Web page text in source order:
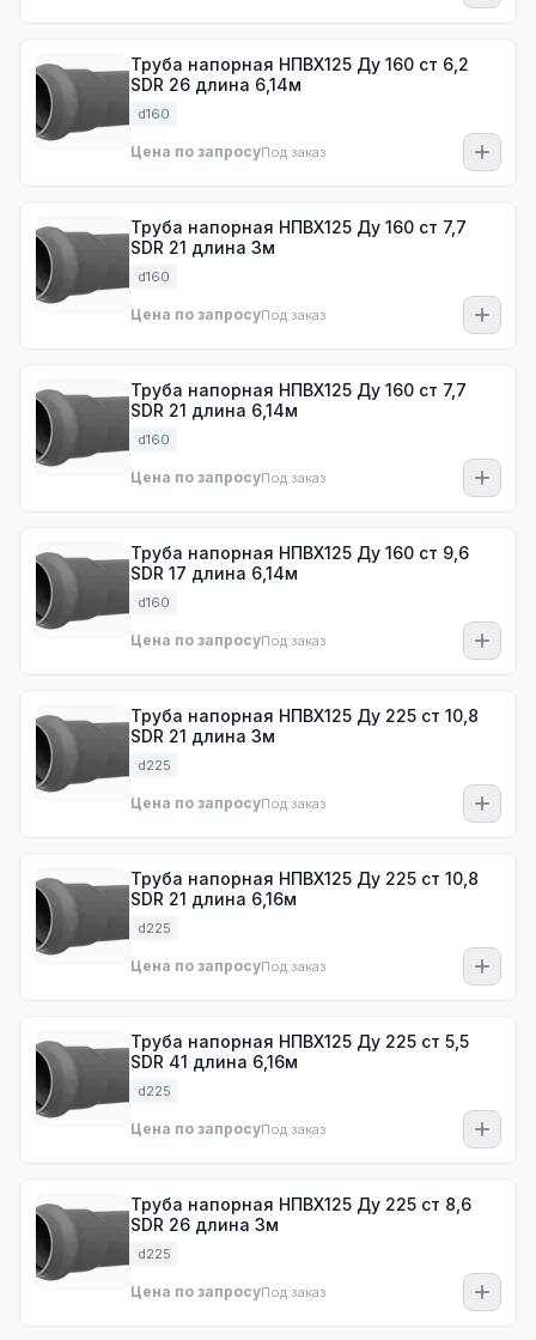
Труба напорная НПВХ125 Ду 160 ст 6,2
SDR 26 длина 6,14м
d160
Цена по запросуПод заказ
Труба напорная НПВХ125 Ду 160 ст 7,7
SDR 21 длина 3м
d160
Цена по запросуПод заказ
Труба напорная НПВХ125 Ду 160 ст 7,7
SDR 21 длина 6,14м
d160
Цена по запросуПод заказ
Труба напорная НПВХ125 Ду 160 ст 9,6
SDR 17 длина 6,14м
d160
Цена по запросуПод заказ
Труба напорная НПВХ125 Ду 225 ст 10,8
SDR 21 длина 3м
d225
Цена по запросуПод заказ
Труба напорная НПВХ125 Ду 225 ст 10,8
SDR 21 длина 6,16м
d225
Цена по запросуПод заказ
Труба напорная НПВХ125 Ду 225 ст 5,5
SDR 41 длина 6,16м
d225
Цена по запросуПод заказ
Труба напорная НПВХ125 Ду 225 ст 8,6
SDR 26 длина 3м
d225
Цена по запросуПод заказ